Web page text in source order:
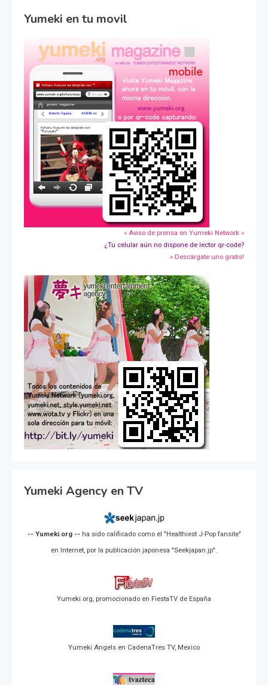
Yumeki en tu movil
» Aviso de prensa en Yumeki Network »
¿Tu celular aún no dispone de lector qr-code?
» Descárgate uno gratis!
Yumeki Agency en TV
-- Yumeki.org -- ha sido calificado como el "Healthiest J-Pop fansite"
en Internet, por la publicación japonesa "Seekjapan.jp".
Yumeki.org, promocionado en FiestaTV de España
Yumeki Angels en CadenaTres TV, Mexico